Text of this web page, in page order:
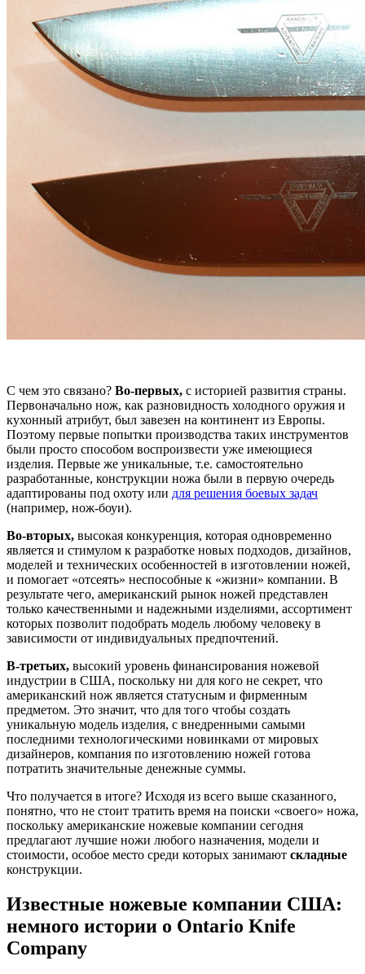
С чем это связано? Во-первых, с историей развития страны.
Первоначально нож, как разновидность холодного оружия и
кухонный атрибут, был завезен на континент из Европы.
Поэтому первые попытки производства таких инструментов
были просто способом воспроизвести уже имеющиеся
изделия. Первые же уникальные, т.е. самостоятельно
разработанные, конструкции ножа были в первую очередь
адаптированы под охоту или для решения боевых задач
(например, нож-боуи).
Во-вторых, высокая конкуренция, которая одновременно
является и стимулом к разработке новых подходов, дизайнов,
моделей и технических особенностей в изготовлении ножей,
и помогает «отсеять» неспособные к «жизни» компании. В
результате чего, американский рынок ножей представлен
только качественными и надежными изделиями, ассортимент
которых позволит подобрать модель любому человеку в
зависимости от индивидуальных предпочтений.
В-третьих, высокий уровень финансирования ножевой
индустрии в США, поскольку ни для кого не секрет, что
американский нож является статусным и фирменным
предметом. Это значит, что для того чтобы создать
уникальную модель изделия, с внедренными самыми
последними технологическими новинками от мировых
дизайнеров, компания по изготовлению ножей готова
потратить значительные денежные суммы.
Что получается в итоге? Исходя из всего выше сказанного,
понятно, что не стоит тратить время на поиски «своего» ножа,
поскольку американские ножевые компании сегодня
предлагают лучшие ножи любого назначения, модели и
стоимости, особое место среди которых занимают складные
конструкции.
Известные ножевые компании США:
немного истории о Ontario Knife
Company